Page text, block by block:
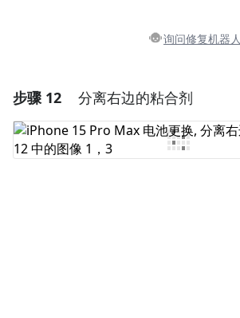
询问修复机器人
添加一条评论
添加评论
步骤 12 分离右边的粘合剂